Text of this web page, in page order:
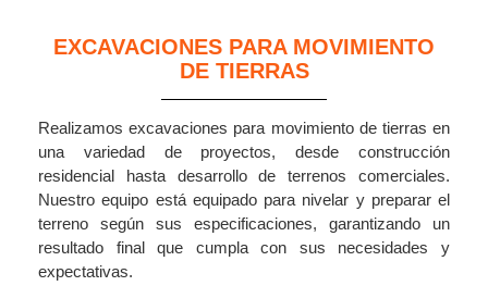
EXCAVACIONES PARA MOVIMIENTO
DE TIERRAS
Realizamos excavaciones para movimiento de tierras en
una variedad de proyectos, desde construcción
residencial hasta desarrollo de terrenos comerciales.
Nuestro equipo está equipado para nivelar y preparar el
terreno según sus especificaciones, garantizando un
resultado final que cumpla con sus necesidades y
expectativas.